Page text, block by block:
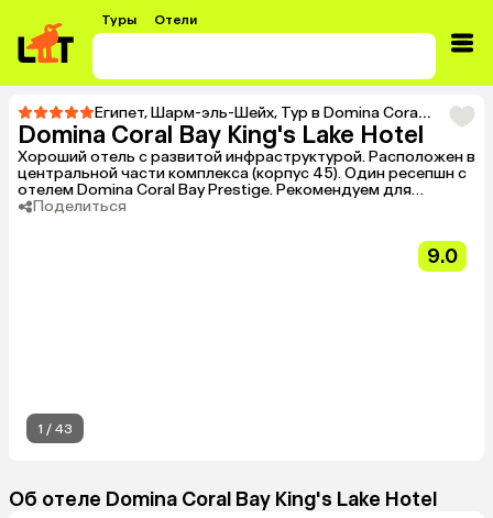
Туры Отели
Египет,Шарм-эль-Шейх, Тур в Domina Coral Bay King's Lake Hotel
Domina Coral Bay King's Lake Hotel
Хороший отель с развитой инфраструктурой. Расположен в
центральной части комплекса (корпус 45). Один ресепшн с
отелем Domina Coral Bay Prestige. Рекомендуем для
молодежи и семейного отдыха.
Поделиться
9.0
1 / 43
Об отеле Domina Coral Bay King's Lake Hotel